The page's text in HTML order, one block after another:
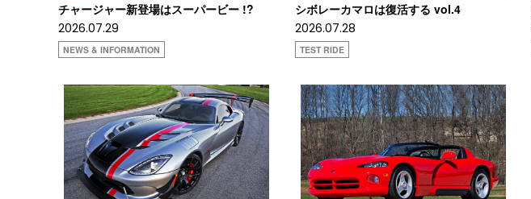
チャージャー新登場はスーパービー !?
2026.07.29
NEWS & INFORMATION
シボレーカマロは復活する vol.4
2026.07.28
TEST RIDE